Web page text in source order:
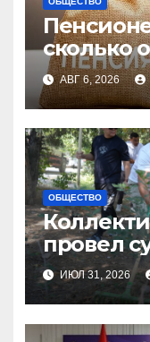
сколько
АВГ 6, 2026
ОБЩЕСТВО
провел
ИЮЛ 31, 2026